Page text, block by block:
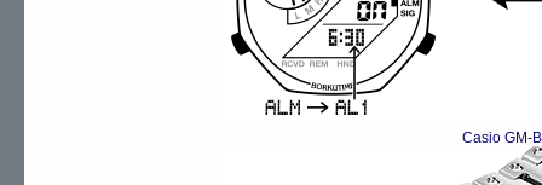
Casio GM-